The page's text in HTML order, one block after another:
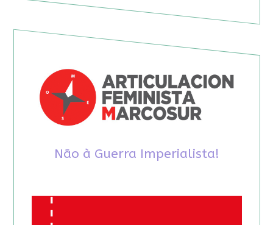
Não à Guerra Imperialista!